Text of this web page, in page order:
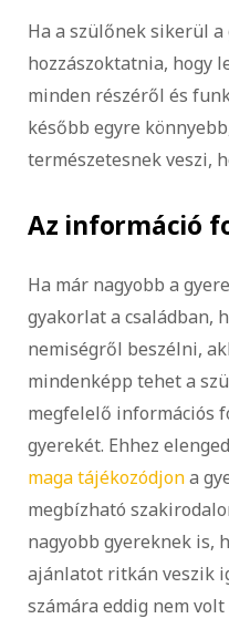
Ha a szülőnek sikerül
hozzászoktatnia, hogy
minden részéről és
később egyre
természetesnek veszi,
Az információ
Ha már nagyobb a
gyakorlat a családban,
nemiségről beszélni,
mindenképp tehet a
megfelelő információs
gyerekét. Ehhez
maga tájékozódjona
megbízható
nagyobb gyereknek is,
ajánlatot ritkán veszik
számára eddig nem